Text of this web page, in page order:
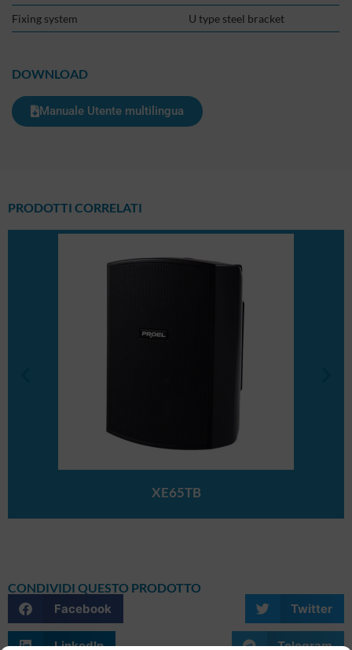
Fixing system
U type steel bracket
DOWNLOAD
Manuale Utente multilingua
PRODOTTI CORRELATI
XE65TB
CONDIVIDI QUESTO PRODOTTO
Facebook
Twitter
LinkedIn Telegram